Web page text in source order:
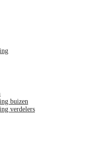
buizen
verdelers